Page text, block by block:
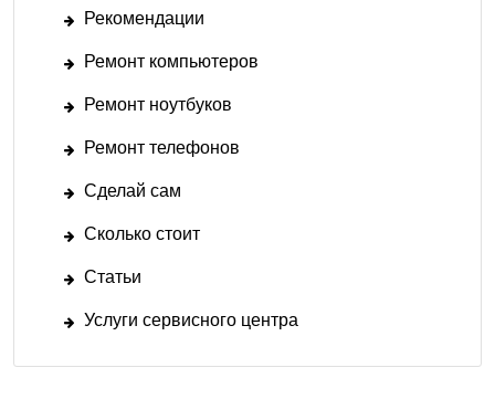
Рекомендации
Ремонт компьютеров
Ремонт ноутбуков
Ремонт телефонов
Сделай сам
Сколько стоит
Статьи
Услуги сервисного центра